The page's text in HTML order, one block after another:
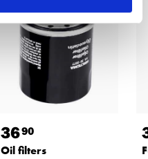
3690
Oil filters